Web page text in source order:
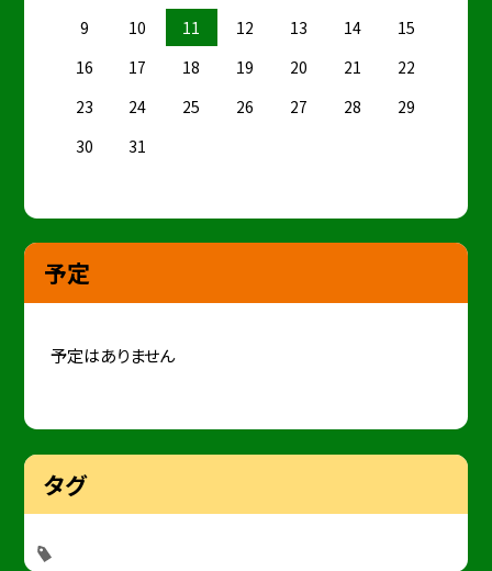
9
10 11 12 13 14
15
16
17 18 19 20 21
22
23
24 25 26 27 28
29
30
31
予定
予定はありません
タグ